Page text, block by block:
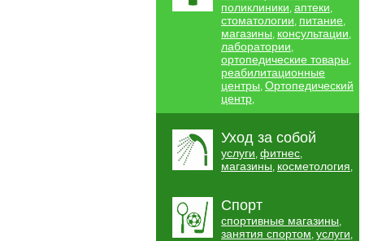
поликлиники, аптеки,
стоматологии, питание,
магазины, консультации,
лаборатории,
ортопедические товары,
реабилитационные
центры, Ортопедический
центр,
Уход за собой
услуги, фитнес,
магазины, косметология,
Спорт
спортивные магазины,
занятия спортом, услуги,